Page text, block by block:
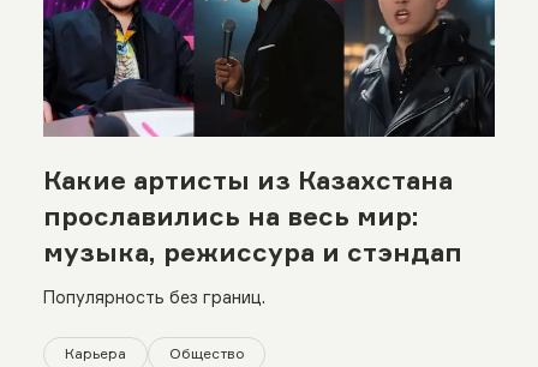
Какие артисты из Казахстана
прославились на весь мир:
музыка, режиссура и стэндап
Популярность без границ.
Карьера Общество